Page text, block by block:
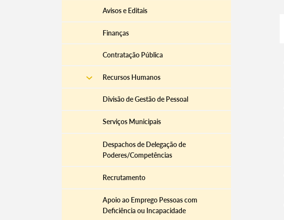
Avisos e Editais
Finanças
Contratação Pública
Recursos Humanos
Divisão de Gestão de Pessoal
Serviços Municipais
Despachos de Delegação de
Poderes/Competências
Recrutamento
Apoio ao Emprego Pessoas com
Deficiência ou Incapacidade